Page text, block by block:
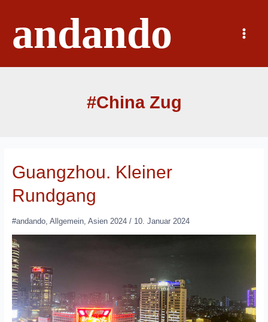
springenandando
Main
Menu
#China Zug
Guangzhou. Kleiner
Rundgang
#andando, Allgemein, Asien 2024/ 10. Januar 2024